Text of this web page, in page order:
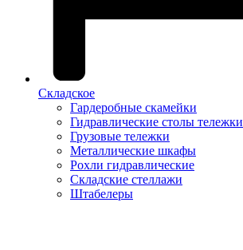
Складское
Гардеробные скамейки
Гидравлические столы тележки
Грузовые тележки
Металлические шкафы
Рохли гидравлические
Складские стеллажи
Штабелеры